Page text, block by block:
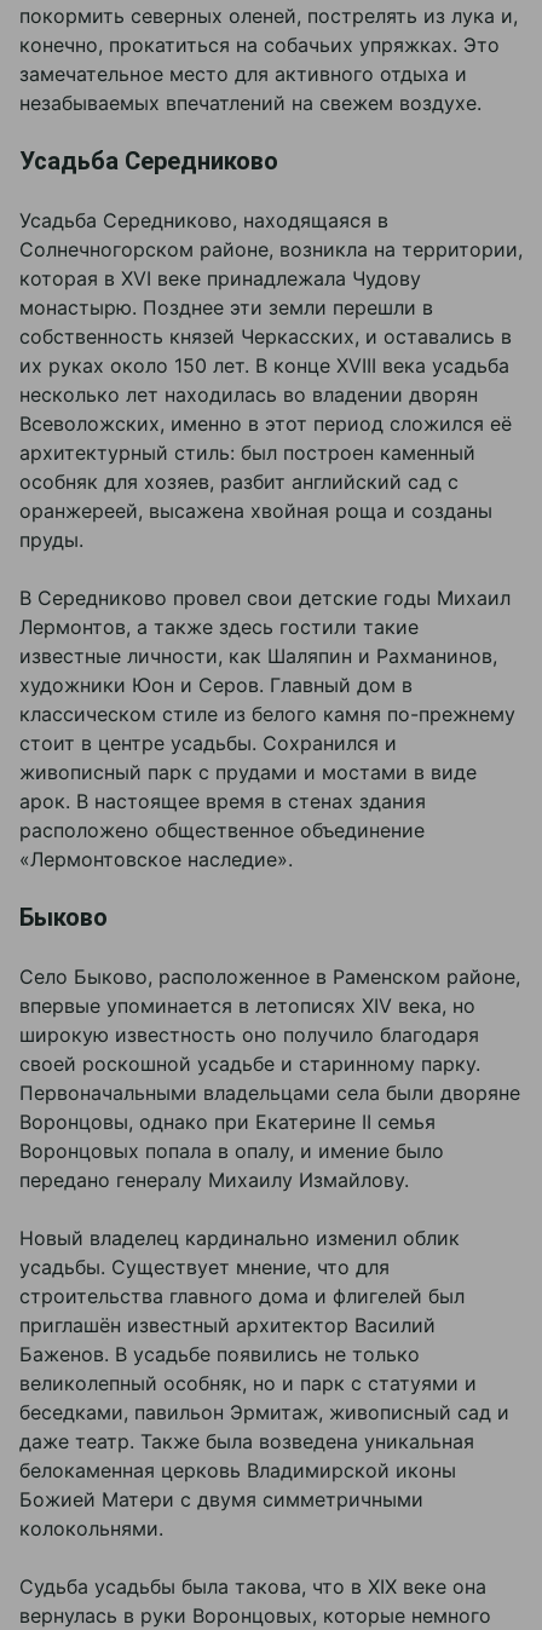
покормить северных оленей, пострелять из лука и,
конечно, прокатиться на собачьих упряжках. Это
замечательное место для активного отдыха и
незабываемых впечатлений на свежем воздухе.
Усадьба Середниково
Усадьба Середниково, находящаяся в
Солнечногорском районе, возникла на территории,
которая в XVI веке принадлежала Чудову
монастырю. Позднее эти земли перешли в
собственность князей Черкасских, и оставались в
их руках около 150 лет. В конце XVIII века усадьба
несколько лет находилась во владении дворян
Всеволожских, именно в этот период сложился её
архитектурный стиль: был построен каменный
особняк для хозяев, разбит английский сад с
оранжереей, высажена хвойная роща и созданы
пруды.
В Середниково провел свои детские годы Михаил
Лермонтов, а также здесь гостили такие
известные личности, как Шаляпин и Рахманинов,
художники Юон и Серов. Главный дом в
классическом стиле из белого камня по-прежнему
стоит в центре усадьбы. Сохранился и
живописный парк с прудами и мостами в виде
арок. В настоящее время в стенах здания
расположено общественное объединение
«Лермонтовское наследие».
Быково
Село Быково, расположенное в Раменском районе,
впервые упоминается в летописях XIV века, но
широкую известность оно получило благодаря
своей роскошной усадьбе и старинному парку.
Первоначальными владельцами села были дворяне
Воронцовы, однако при Екатерине II семья
Воронцовых попала в опалу, и имение было
передано генералу Михаилу Измайлову.
Новый владелец кардинально изменил облик
усадьбы. Существует мнение, что для
строительства главного дома и флигелей был
приглашён известный архитектор Василий
Баженов. В усадьбе появились не только
великолепный особняк, но и парк с статуями и
беседками, павильон Эрмитаж, живописный сад и
даже театр. Также была возведена уникальная
белокаменная церковь Владимирской иконы
Божией Матери с двумя симметричными
колокольнями.
Судьба усадьбы была такова, что в XIX веке она
вернулась в руки Воронцовых, которые немного